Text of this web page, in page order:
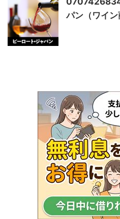
パン（ワイン